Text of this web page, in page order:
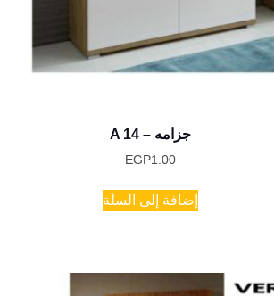
A 14 – جزامه
EGP1.00
إضافة إلى السلة